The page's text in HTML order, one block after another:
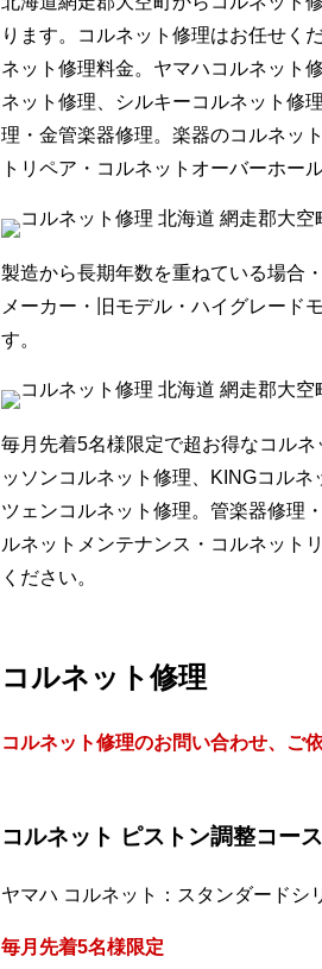
ります。コルネット修理はお任せく
ネット修理料金。ヤマハコルネット
ネット修理、シルキーコルネット修
理・金管楽器修理。楽器のコルネッ
トリペア・コルネットオーバーホー
製造から長期年数を重ねている場合
メーカー・旧モデル・ハイグレード
す。
毎月先着5名様限定で超お得なコル
ッソンコルネット修理、KINGコル
ツェンコルネット修理。管楽器修理
ルネットメンテナンス・コルネット
ください。
コルネット修理
コルネット修理のお問い合わせ、ご
コルネット ピストン調整コース
ヤマハ コルネット：スタンダードシ
毎月先着5名様限定